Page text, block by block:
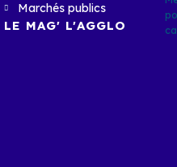
Marchés publics
LE MAG' L'AGGLO